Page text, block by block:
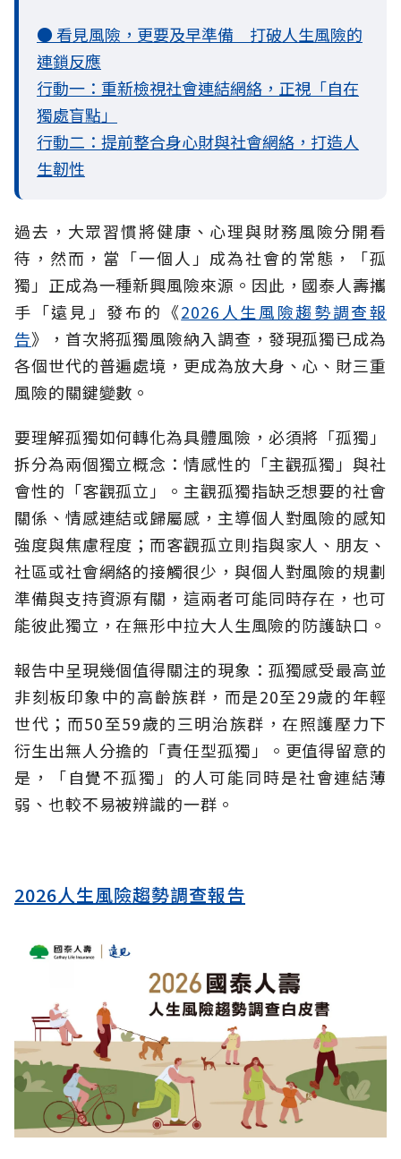
● 看見風險，更要及早準備 打破人生風險的
連鎖反應
行動一：重新檢視社會連結網絡，正視「自在
獨處盲點」
行動二：提前整合身心財與社會網絡，打造人
生韌性
過去，大眾習慣將健康、心理與財務風險分開看
待，然而，當「一個人」成為社會的常態，「孤
獨」正成為一種新興風險來源。因此，國泰人壽攜
手「遠見」發布的《2026人生風險趨勢調查報
告》，首次將孤獨風險納入調查，發現孤獨已成為
各個世代的普遍處境，更成為放大身、心、財三重
風險的關鍵變數。
要理解孤獨如何轉化為具體風險，必須將「孤獨」
拆分為兩個獨立概念：情感性的「主觀孤獨」與社
會性的「客觀孤立」。主觀孤獨指缺乏想要的社會
關係、情感連結或歸屬感，主導個人對風險的感知
強度與焦慮程度；而客觀孤立則指與家人、朋友、
社區或社會網絡的接觸很少，與個人對風險的規劃
準備與支持資源有關，這兩者可能同時存在，也可
能彼此獨立，在無形中拉大人生風險的防護缺口。
報告中呈現幾個值得關注的現象：孤獨感受最高並
非刻板印象中的高齡族群，而是20至29歲的年輕
世代；而50至59歲的三明治族群，在照護壓力下
衍生出無人分擔的「責任型孤獨」。更值得留意的
是，「自覺不孤獨」的人可能同時是社會連結薄
弱、也較不易被辨識的一群。
2026人生風險趨勢調查報告